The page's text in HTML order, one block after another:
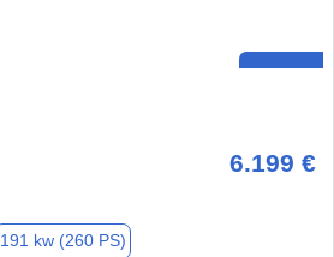
6.199 €
191 kw (260 PS)